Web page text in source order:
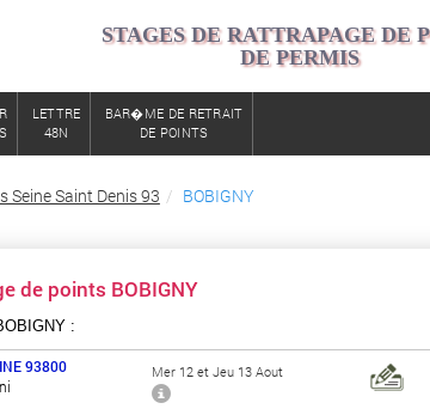
STAGES DE RATTRAPAGE DE
DE PERMIS
LETTRE
48N
BAR�ME DE RETRAIT
DE POINTS
Seine Saint Denis 93 BOBIGNY
de points BOBIGNY
:
93800
Mer 12 et Jeu 13 Aout